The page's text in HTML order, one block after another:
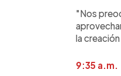
"Nos
la
9:35 a.m.